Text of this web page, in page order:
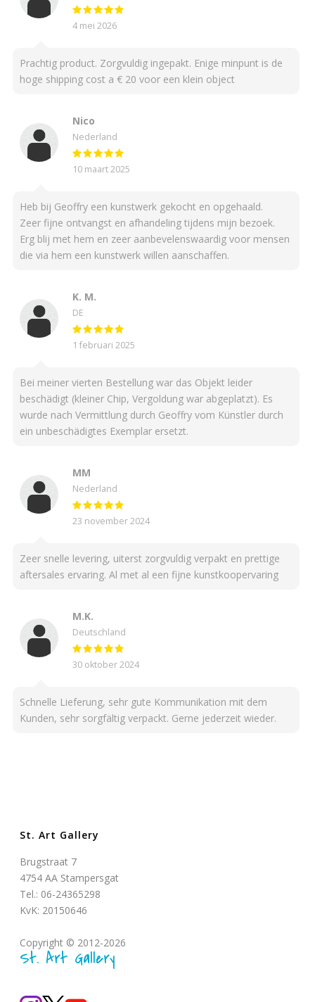
4 mei 2026
Prachtig product. Zorgvuldig ingepakt. Enige minpunt is de
hoge shipping cost a € 20 voor een klein object
Nico
Nederland
10 maart 2025
Heb bij Geoffry een kunstwerk gekocht en opgehaald.
Zeer fijne ontvangst en afhandeling tijdens mijn bezoek.
Erg blij met hem en zeer aanbevelenswaardig voor mensen
die via hem een kunstwerk willen aanschaffen.
K. M.
DE
1 februari 2025
Bei meiner vierten Bestellung war das Objekt leider
beschädigt (kleiner Chip, Vergoldung war abgeplatzt). Es
wurde nach Vermittlung durch Geoffry vom Künstler durch
ein unbeschädigtes Exemplar ersetzt.
MM
Nederland
23 november 2024
Zeer snelle levering, uiterst zorgvuldig verpakt en prettige
aftersales ervaring. Al met al een fijne kunstkoopervaring
M.K.
Deutschland
30 oktober 2024
Schnelle Lieferung, sehr gute Kommunikation mit dem
Kunden, sehr sorgfältig verpackt. Gerne jederzeit wieder.
St. Art Gallery
Brugstraat 7
4754 AA Stampersgat
Tel.: 06-24365298
KvK: 20150646
Copyright © 2012-2026
St. Art Gallery